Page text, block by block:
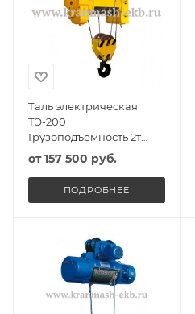
Таль электрическая
ТЭ-200
Грузоподъемность 2т
Высота подъема 6м
от157 500 руб.
ПОДРОБНЕЕ